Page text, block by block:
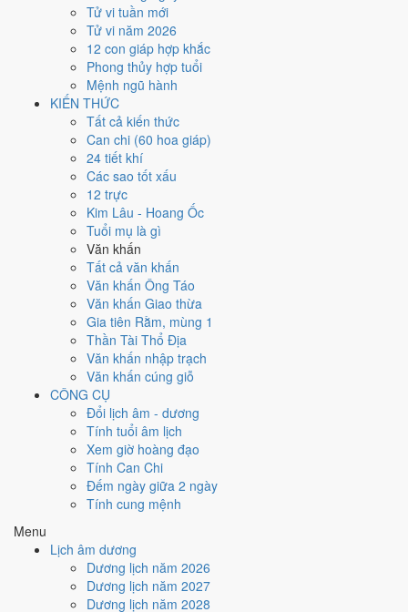
Tử vi tuần mới
Tử vi năm 2026
12 con giáp hợp khắc
Phong thủy hợp tuổi
Mệnh ngũ hành
KIẾN THỨC
Tất cả kiến thức
Can chi (60 hoa giáp)
24 tiết khí
Các sao tốt xấu
12 trực
Kim Lâu - Hoang Ốc
Tuổi mụ là gì
Văn khấn
Tất cả văn khấn
Văn khấn Ông Táo
Văn khấn Giao thừa
Gia tiên Rằm, mùng 1
Thần Tài Thổ Địa
Văn khấn nhập trạch
Văn khấn cúng giỗ
CÔNG CỤ
Đổi lịch âm - dương
Tính tuổi âm lịch
Xem giờ hoàng đạo
Tính Can Chi
Đếm ngày giữa 2 ngày
Tính cung mệnh
Menu
Lịch âm dương
Dương lịch năm 2026
Dương lịch năm 2027
Dương lịch năm 2028
Ngày Canh Thìn có TrựcKhai(ngày khai mở, bắt đầu mới) nhưng gặp
Thiên Lao hắc đạo . Điểm trung bình 7 việc chính
Ngày Bình Hòa, phù hợp với công việc thường ngày.
Thân, Tý, Dậuhợp ngày; tuổi
Ngày 5/7/2026 tốt hay xấu cho
việc gì?
Ngày 5/7/2026 đạt 5.7/10trung bình cho 7 việc chính: cao nhất là
kho - xuất hàng (8/10)
Khai (ngày khai mở, bắt đầu mới) nhưng gặp Sao Thiên Lao hắc đạo
nên điểm từng việc chênh nhau như bảng dưới.
Cưới hỏi - đính hôn
Tốt
Cưới hỏi - đính hôn hôm nay ở
, nhưng Ngày Hắc Đạo kéo giảm điểm.
Cách tính ngày tốt
Khai trương - mở cửa hàng
Tốt
Khai trương - mở cửa hàng hôm nay ở
Trực Khai, nhưng Ngày Hắc Đạo kéo giảm điểm.
Cách tính ngày tốt
Ký hợp đồng - giao ước
Trung bình
Ký hợp đồng - giao ước hôm nay ở
Ngày Hắc Đạogây bất lợi.
Cách tính ngày tốt
🏗️
Động thổ - khởi công
Tốt
Động thổ - khởi công hôm nay ở